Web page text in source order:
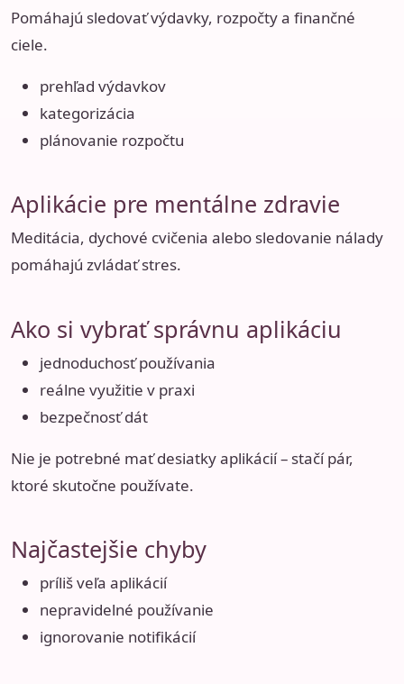
Pomáhajú sledovať výdavky, rozpočty a finančné
ciele.
prehľad výdavkov
kategorizácia
plánovanie rozpočtu
Aplikácie pre mentálne zdravie
Meditácia, dychové cvičenia alebo sledovanie nálady
pomáhajú zvládať stres.
Ako si vybrať správnu aplikáciu
jednoduchosť používania
reálne využitie v praxi
bezpečnosť dát
Nie je potrebné mať desiatky aplikácií – stačí pár,
ktoré skutočne používate.
Najčastejšie chyby
príliš veľa aplikácií
nepravidelné používanie
ignorovanie notifikácií